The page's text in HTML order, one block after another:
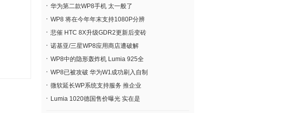
华为第二款WP8手机 太一般了
WP8 将在今年年末支持1080P分辨
悲催 HTC 8X升级GDR2更新后变砖
诺基亚/三星WP8应用商店遭破解
WP8中的隐形轰炸机 Lumia 925全
WP8已被攻破 华为W1成功刷入自制
微软延长WP系统支持服务 推企业
Lumia 1020德国售价曝光 实在是